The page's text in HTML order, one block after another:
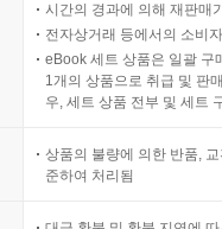
시간의 경과에 의해 재판매
전자상거래 등에서의 소비
eBook 세트 상품은 일괄 구
1개의 상품으로 취급 및 판
우, 세트 상품 전부 및 세트
상품의 불량에 의한 반품,
준하여 처리됨